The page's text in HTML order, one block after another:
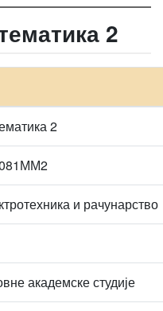
2
2
и рачунарство
академске студије